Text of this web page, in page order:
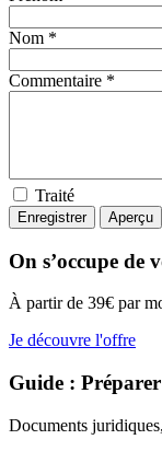
Nom *
Commentaire *
Traité
On s’occupe de
À partir de 39€ par
Je découvre l'offre
Guide :
Documents